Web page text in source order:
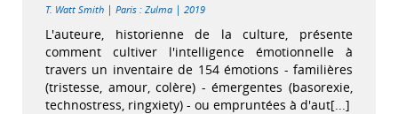
T. Watt Smith | Paris : Zulma | 2019
L'auteure, historienne de la culture, présente
comment cultiver l'intelligence émotionnelle à
travers un inventaire de 154 émotions - familières
(tristesse, amour, colère) - émergentes (basorexie,
technostress, ringxiety) - ou empruntées à d'aut[...]